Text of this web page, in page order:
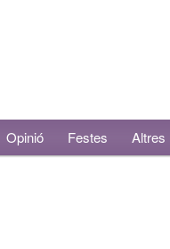
Opinió Festes Altres